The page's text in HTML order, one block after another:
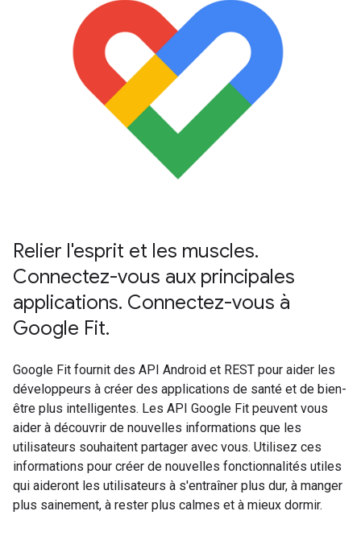
Relier l'esprit et les muscles.
Connectez-vous aux principales
applications. Connectez-vous à
Google Fit.
Google Fit fournit des API Android et REST pour aider les
développeurs à créer des applications de santé et de bien-
être plus intelligentes. Les API Google Fit peuvent vous
aider à découvrir de nouvelles informations que les
utilisateurs souhaitent partager avec vous. Utilisez ces
informations pour créer de nouvelles fonctionnalités utiles
qui aideront les utilisateurs à s'entraîner plus dur, à manger
plus sainement, à rester plus calmes et à mieux dormir.